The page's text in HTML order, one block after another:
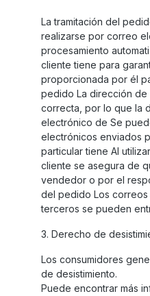
La tramitación del
realizarse por correo
procesamiento
cliente tiene para
proporcionada por él
pedido La dirección
correcta, por lo que la
electrónico de Se
electrónicos enviados
particular tiene Al
cliente se asegura de
vendedor o por el
del pedido Los
terceros se pueden
3. Derecho de
Los consumidores
de desistimiento.
Puede encontrar más